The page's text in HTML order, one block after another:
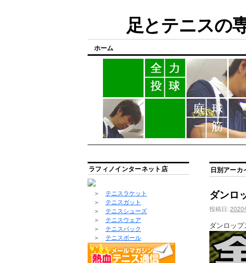
足とテニスの
ホーム
日別アー
ダンロ
投稿日: 2020
ダンロップ
ラフィノインターネット店
＞ テニスラケット
＞ テニスガット
＞ テニスシューズ
＞ テニスウェア
＞ テニスバック
＞ テニスボール